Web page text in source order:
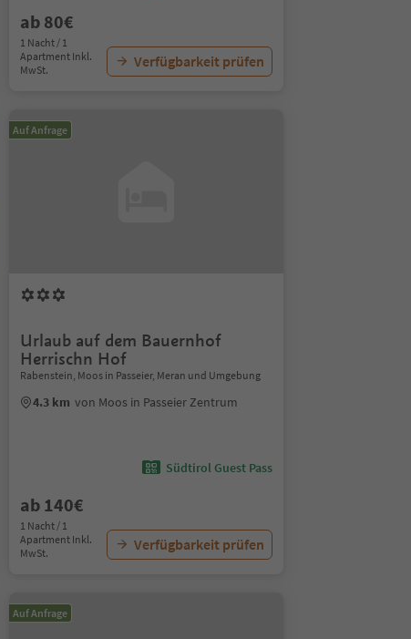
ab 80€
1 Nacht / 1
Apartment Inkl.
MwSt.
Verfügbarkeit prüfen
Auf Anfrage
Urlaub auf dem Bauernhof
Herrischn Hof
Rabenstein, Moos in Passeier, Meran und Umgebung
4.3 km von Moos in Passeier Zentrum
Südtirol Guest Pass
ab 140€
1 Nacht / 1
Apartment Inkl.
MwSt.
Verfügbarkeit prüfen
Auf Anfrage